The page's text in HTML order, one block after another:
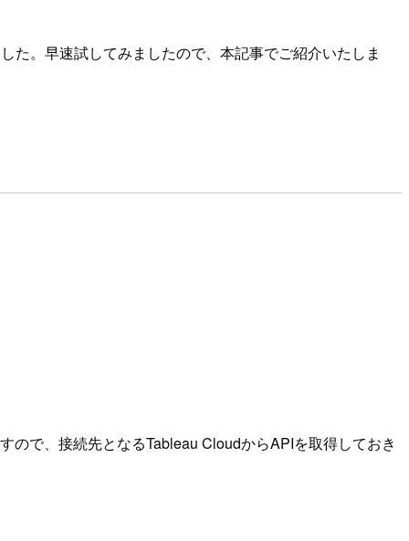
た。早速試してみましたので、本記事でご紹介いたしま
ので、接続先となるTableau CloudからAPIを取得しておき